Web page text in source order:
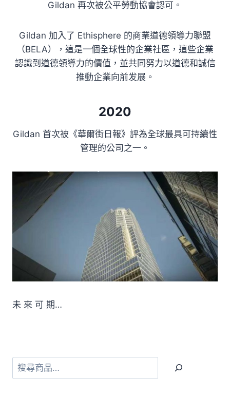
Gildan 再次被公平勞動協會認可。
Gildan 加入了 Ethisphere 的商業道德領導力聯盟
（BELA），這是一個全球性的企業社區，這些企業
認識到道德領導力的價值，並共同努力以道德和誠信
推動企業向前发展。
2020
Gildan 首次被《華爾街日報》評為全球最具可持續性
管理的公司之一。
未 來 可 期…
搜
尋